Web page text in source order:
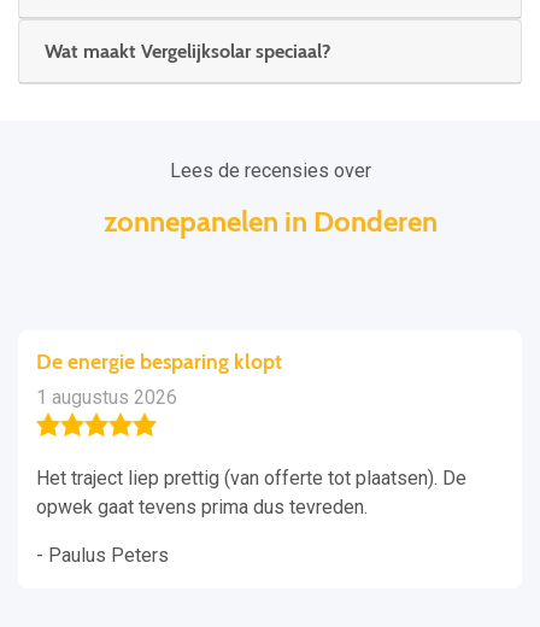
Wat maakt Vergelijksolar speciaal?
Lees de recensies over
zonnepanelen in Donderen
De energie besparing klopt
1 augustus 2026
Het traject liep prettig (van offerte tot plaatsen). De
opwek gaat tevens prima dus tevreden.
- Paulus Peters